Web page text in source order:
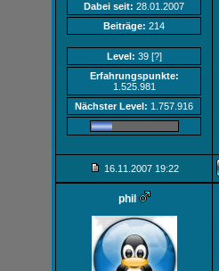
Dabei seit: 28.01.2007
Beiträge: 214
Level: 39 [?]
Erfahrungspunkte:
1.525.981
Nächster Level: 1.757.916
16.11.2007 19:22
phil